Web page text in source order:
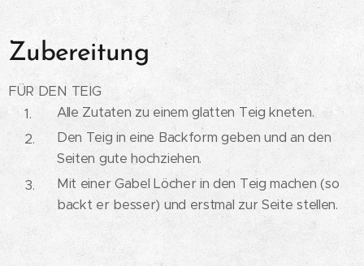
Zubereitung
FÜR DEN TEIG
Alle Zutaten zu einem glatten Teig kneten.
Den Teig in eine Backform geben und an den
Seiten gute hochziehen.
Mit einer Gabel Löcher in den Teig machen (so
backt er besser) und erstmal zur Seite stellen.